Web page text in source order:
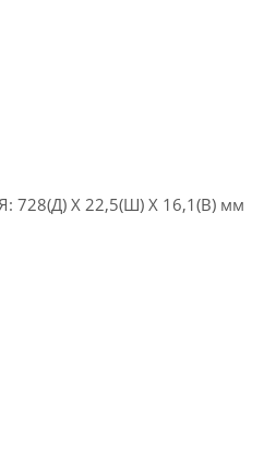
728(Д) X 22,5(Ш) X 16,1(В) мм